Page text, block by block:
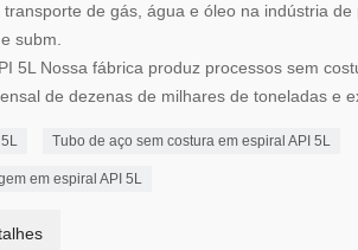
de gás, água e óleo na indústria de
subm.
5L Nossa fábrica produz processos sem
de dezenas de milhares de toneladas e
Tubo de aço sem costura em espiral API 5L
em espiral API 5L